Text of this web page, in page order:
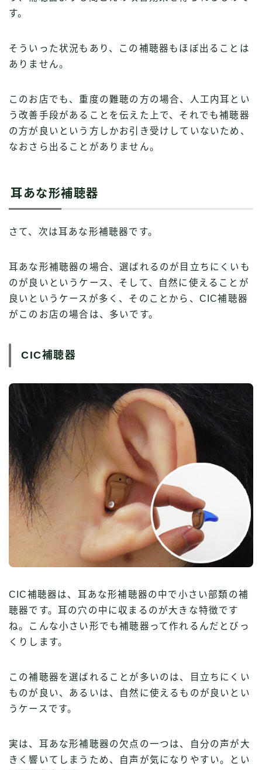
す。
そういった状況もあり、この補聴器もほぼ出ることは
ありません。
このお店でも、重度の難聴の方の場合、人工内耳とい
う改善手段があることを伝えた上で、それでも補聴器
の方が良いという方しかお引き受けしていないため、
なおさら出ることがありません。
耳あな形補聴器
さて、次は耳あな形補聴器です。
耳あな形補聴器の場合、選ばれるのが目立ちにくいも
のが良いというケース、そして、自然に使えることが
良いというケースが多く、そのことから、CIC補聴器
がこのお店の場合は、多いです。
CIC補聴器
CIC補聴器は、耳あな形補聴器の中で小さい部類の補
聴器です。耳の穴の中に収まるのが大きな特徴です
ね。こんな小さい形でも補聴器って作れるんだとびっ
くりします。
この補聴器を選ばれることが多いのは、目立ちにくい
ものが良い、あるいは、自然に使えるものが良いとい
うケースです。
実は、耳あな形補聴器の欠点の一つは、自分の声が大
きく響いてしまうため、自声が気になりやすい。とい